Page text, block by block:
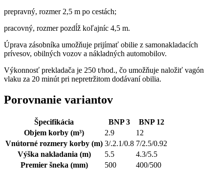
prepravný, rozmer 2,5 m po cestách;
pracovný, rozmer pozdĺž koľajníc 4,5 m.
Úprava zásobníka umožňuje prijímať obilie z samonakladacích
prívesov, obilných vozov a nákladných automobilov.
Výkonnosť prekladača je 250 t/hod., čo umožňuje naložiť vagón
vlaku za 20 minút pri nepretržitom dodávaní obilia.
Porovnanie variantov
Špecifikácia BNP 3
BNP 12
Objem korby (m³) 2.9
12
Vnútorné rozmery korby (m) 3/.2.1/0.8 7/2.5/0.92
Výška nakladania (m) 5.5
4.3/5.5
Premier šneka (mm) 500
400/500